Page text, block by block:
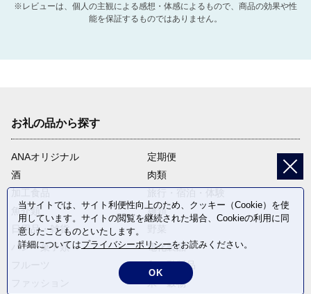
※レビューは、個人の主観による感想・体感によるもので、商品の効果や性
能を保証するものではありません。
お礼の品から探す
ANAオリジナル
定期便
酒
肉類
魚介類
麺類
日用品・雑貨
パン・菓子類
電化製品
卵・乳製品
米・穀物
当サイトでは、サイト利便性向上のため、クッキー（Cookie）を使
用しています。サイトの閲覧を継続された場合、Cookieの利用に同
意したことものといたします。
詳細についてはプライバシーポリシーをお読みください。
OK